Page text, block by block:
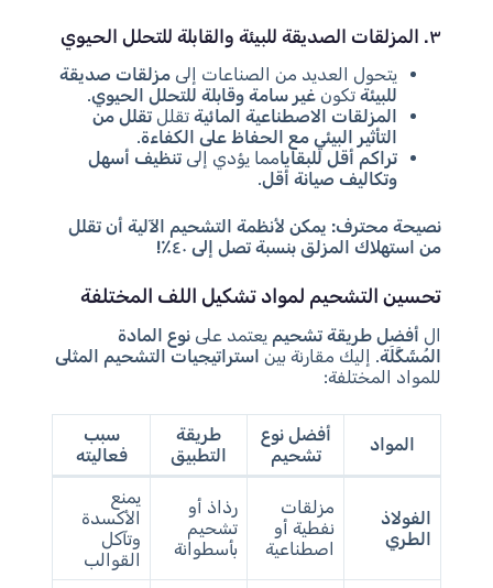
٣. المزلقات الصديقة للبيئة والقابلة للتحلل الحيوي
يتحول العديد من الصناعات إلى مزلقات صديقة
للبيئةتكون غير سامة وقابلة للتحلل الحيوي.
المزلقات الاصطناعية المائيةتقلل تقلل من
التأثير البيئي مع الحفاظ على الكفاءة.
تراكم أقل للبقايامما يؤدي إلى تنظيف أسهل
وتكاليف صيانة أقل.
نصيحة محترف: يمكن لأنظمة التشحيم الآلية أن تقلل
من استهلاك المزلق بنسبة تصل إلى ٤٠٪!
تحسين التشحيم لمواد تشكيل اللف المختلفة
ال أفضل طريقة تشحيم يعتمد على نوع المادة
المُشَكَّلَة. إليك مقارنة بين استراتيجيات التشحيم المثلى
للمواد المختلفة:
المواد
أفضل نوع
تشحيم
طريقة
التطبيق
سبب
فعاليته
الفولاذ
الطري
مزلقات
نفطية أو
اصطناعية
رذاذ أو
تشحيم
بأسطوانة
يمنع
الأكسدة
وتآكل
القوالب